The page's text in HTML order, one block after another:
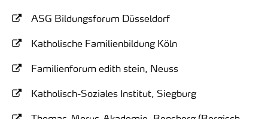
ASG Bildungsforum Düsseldorf
Katholische Familienbildung Köln
Familienforum edith stein, Neuss
Katholisch-Soziales Institut, Siegburg